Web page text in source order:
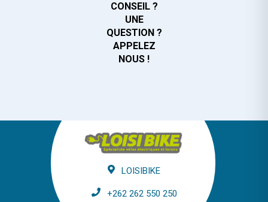
CONSEIL ?
UNE
QUESTION ?
APPELEZ
NOUS !
LOISIBIKE
+262 262 550 250